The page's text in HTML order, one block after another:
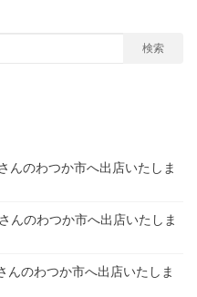
検索
んのわつか市へ出店いたしま
んのわつか市へ出店いたしま
んのわつか市へ出店いたしま